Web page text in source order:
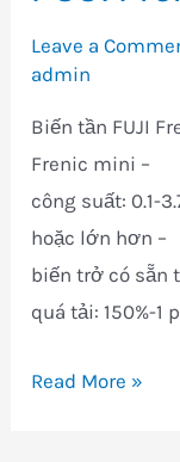
Fuji
Multi
Leave a
admin
Biến tần FUJI
Frenic mini –
công suất: 0.1-
hoặc lớn hơn
biến trở có
quá tải: 150%-1
Sửa
Read More »